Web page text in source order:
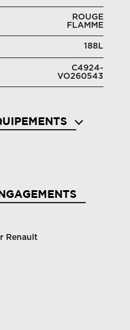
ROUGE
FLAMME
188L
C4924-
VO260543
Renault